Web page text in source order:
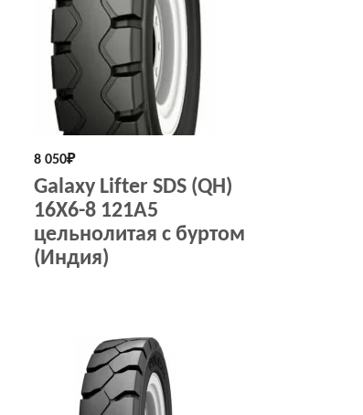
8 050₽
Galaxy Lifter SDS (QH)
16X6-8 121A5
цельнолитая с буртом
(Индия)